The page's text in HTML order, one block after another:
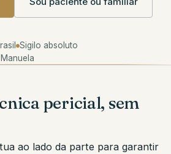
Sigilo absoluto
pericial, sem
ao lado da parte para garantir